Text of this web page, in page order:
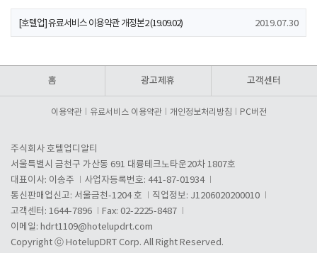
[호텔업] 유료서비스 이용약관 개정본2 (19.09.02) 2019.07.30
홈 광고제휴 고객센터
이용약관 유료서비스 이용약관 개인정보처리방침 PC버전
주식회사 호텔업디알티
서울특별시 금천구 가산동 691 대륭테크노타운20차 1807호
대표이사: 이송주
사업자등록번호: 441-87-01934
통신판매업신고: 서울금천-1204 호
직업정보: J1206020200010
고객센터: 1644-7896
Fax: 02-2225-8487
이메일: hdrt1109@hotelupdrt.com
Copyright ⓒ HotelupDRT Corp. All Right Reserved.